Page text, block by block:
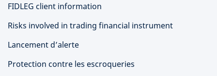
FIDLEG client information
Risks involved in trading financial instrument
Lancement d’alerte
Protection contre les escroqueries